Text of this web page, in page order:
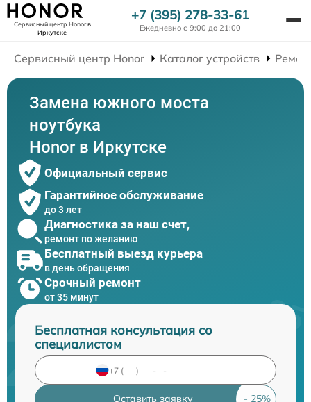
Сервисный центр Honorв
Иркутске
+7 (395) 278-33-61
Ежедневно с 9:00 до 21:00
Сервисный центр Honor Каталог устройств
Замена южного моста
ноутбука
Honor в Иркутске
Официальный сервис
Гарантийное обслуживание
до 3 лет
Диагностика за наш счет,
ремонт по желанию
Бесплатный выезд курьера
в день обращения
Срочный ремонт
от 35 минут
Бесплатная консультация со
специалистом
Оставить заявку